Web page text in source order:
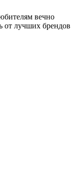
вечно
от лучших брендов